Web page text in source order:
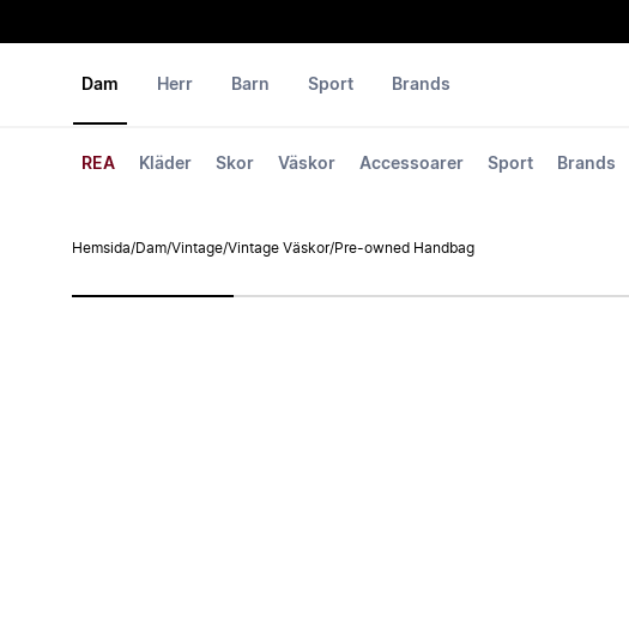
Dam
REA Kläder Skor Väskor Accessoarer Sport Brands
Herr Barn Sport Brands
Hemsida/Dam/Vintage/Vintage Väskor/Pre-owned Handbag